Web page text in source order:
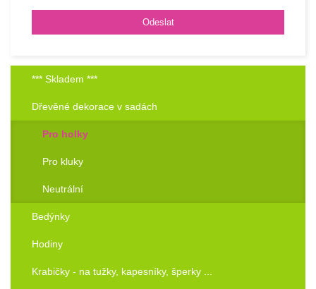
*** Skladem ***
Dřevěné dekorace v sadách
Pro holky
Pro kluky
Neutrální
Bedýnky
Hodiny
Krabičky - na tužky, kapesníky, šperky ...